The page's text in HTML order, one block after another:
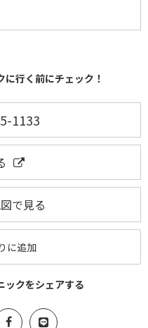
行く前にチェック！
1133
で見る
に追加
ックをシェアする